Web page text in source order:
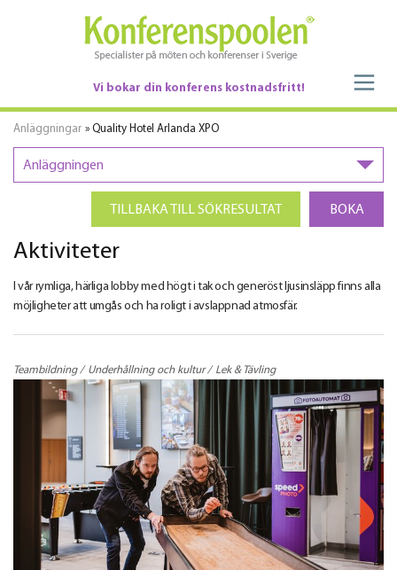
Vi bokar din konferens kostnadsfritt!
Anläggningar » Quality Hotel Arlanda XPO
Anläggningen
BOKA
TILLBAKA TILL SÖKRESULTAT
Aktiviteter
I vår rymliga, härliga lobby med högt i tak och generöst ljusinsläpp finns alla
möjligheter att umgås och ha roligt i avslappnad atmosfär.
Teambildning Underhållning och kultur Lek & Tävling